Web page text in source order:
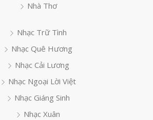
Nhà Thơ
Nhạc Trữ Tình
Nhạc Quê Hương
Nhạc Cải Lương
Nhạc Ngoại Lời Việt
Nhạc Giáng Sinh
Nhạc Xuân